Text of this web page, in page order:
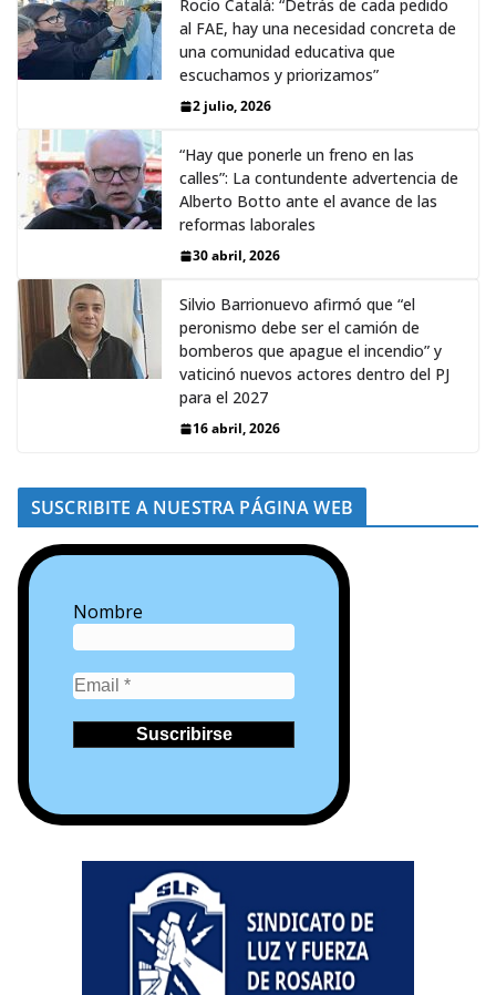
Rocío Catalá: “Detrás de cada pedido
al FAE, hay una necesidad concreta de
una comunidad educativa que
escuchamos y priorizamos”
2 julio, 2026
“Hay que ponerle un freno en las
calles”: La contundente advertencia de
Alberto Botto ante el avance de las
reformas laborales
30 abril, 2026
Silvio Barrionuevo afirmó que “el
peronismo debe ser el camión de
bomberos que apague el incendio” y
vaticinó nuevos actores dentro del PJ
para el 2027
16 abril, 2026
SUSCRIBITE A NUESTRA PÁGINA WEB
Nombre